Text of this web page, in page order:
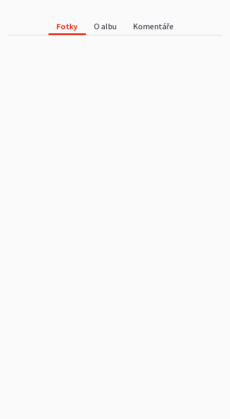
Fotky O albu Komentáře